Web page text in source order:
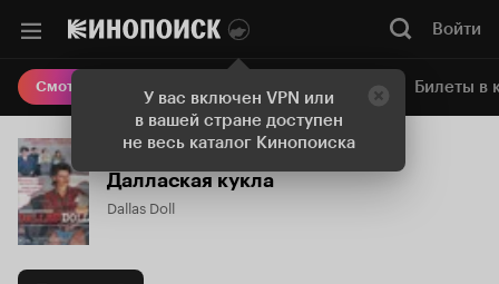
У вас включен VPN или
в вашей стране доступен
не весь каталог Кинопоиска
Войти
Смотреть кино Онлайн-кинотеатр Билеты в
Даллаская кукла
Dallas Doll